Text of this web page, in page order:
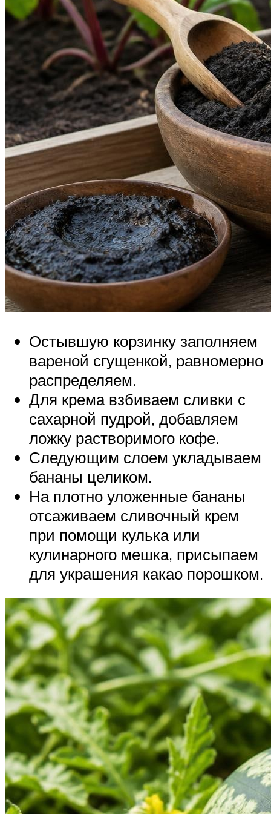
Остывшую корзинку заполняем
вареной сгущенкой, равномерно
распределяем.
Для крема взбиваем сливки с
сахарной пудрой, добавляем
ложку растворимого кофе.
Следующим слоем укладываем
бананы целиком.
На плотно уложенные бананы
отсаживаем сливочный крем
при помощи кулька или
кулинарного мешка, присыпаем
для украшения какао порошком.